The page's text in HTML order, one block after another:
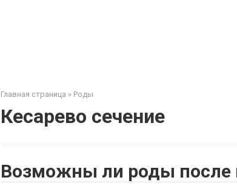
Главная страница » Роды
Кесарево сечение
Возможны ли роды после